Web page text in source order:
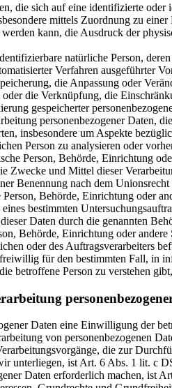
die sich auf eine identifizierte
mittels Zuordnung zu
kann, die Ausdruck der
natürliche Person,
Verfahren ausgeführter
die Anpassung oder
die Verknüpfung, die
gespeicherter
personenbezogener Daten,
insbesondere um Aspekte
Person zu analysieren oder
Person, Behörde, Einrichtung
Zwecke und Mittel dieser
Benennung nach dem
Behörde, Einrichtung oder
bestimmten
Daten durch die genannten
Behörde, Einrichtung oder
oder des Auftragsverarbeiters
für den bestimmten Fall, in
betroffene Person zu verstehen
Daten eine Einwilligung der
von personenbezogenen
die zur
unterliegen, ist Art. 6 Abs. 1 lit. c
Daten erforderlich machen,